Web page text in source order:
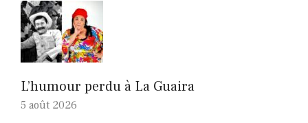
L’humour perdu à La Guaira
5 août 2026